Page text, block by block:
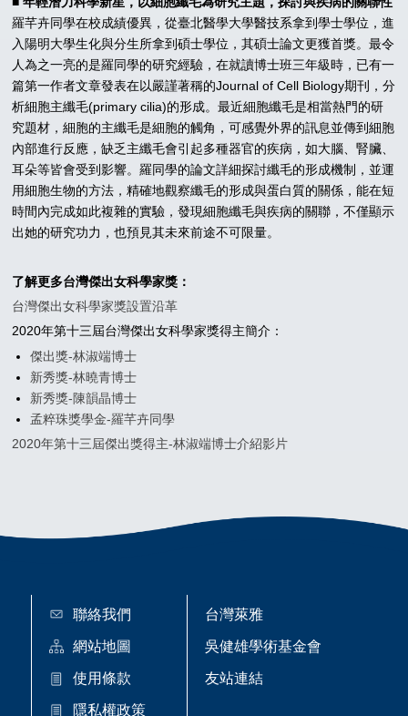
羅芊卉同學在校成績優異，從臺北醫學大學醫技系拿到學士學位，進
入陽明大學生化與分生所拿到碩士學位，其碩士論文更獲首獎。最令
人為之一亮的是羅同學的研究經驗，在就讀博士班三年級時，已有一
篇第一作者文章發表在以嚴謹著稱的Journal of Cell Biology期刊，分
析細胞主纖毛(primary cilia)的形成。最近細胞纖毛是相當熱門的研
究題材，細胞的主纖毛是細胞的觸角，可感覺外界的訊息並傳到細胞
內部進行反應，缺乏主纖毛會引起多種器官的疾病，如大腦、腎臟、
耳朵等皆會受到影響。羅同學的論文詳細探討纖毛的形成機制，並運
用細胞生物的方法，精確地觀察纖毛的形成與蛋白質的關係，能在短
時間內完成如此複雜的實驗，發現細胞纖毛與疾病的關聯，不僅顯示
出她的研究功力，也預見其未來前途不可限量。
了解更多台灣傑出女科學家獎：
台灣傑出女科學家獎設置沿革
2020年第十三屆台灣傑出女科學家獎得主簡介：
傑出獎-林淑端博士
新秀獎-林曉青博士
新秀獎-陳韻晶博士
孟粹珠獎學金-羅芊卉同學
2020年第十三屆傑出獎得主-林淑端博士介紹影片
聯絡我們
網站地圖
使用條款
隱私權政策
台灣萊雅
吳健雄學術基金會
友站連結